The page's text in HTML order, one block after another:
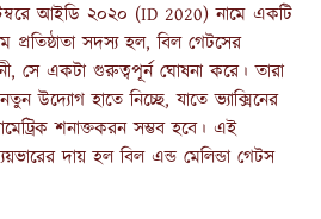
আইডি ২০২০ (ID 2020) নামে একটি
প্রতিষ্ঠাতা সদস্য হল, বিল গেটসের
সে একটা গুরুত্বপূর্ন ঘোষনা করে। তারা
উদ্যোগ হাতে নিচ্ছে, যাতে ভ্যাক্সিনের
শনাক্তকরন সম্ভব হবে। এই
দায় হল বিল এন্ড মেলিন্ডা গেটস